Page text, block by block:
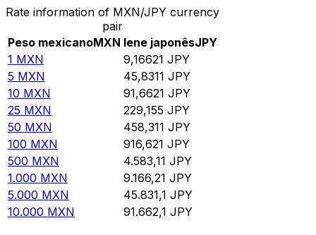
Rate information of MXN/JPY currency
pair
Peso mexicanoMXN Iene japonêsJPY
1 MXN 9,16621 JPY
5 MXN 45,8311 JPY
10 MXN 91,6621 JPY
25 MXN 229,155 JPY
50 MXN 458,311 JPY
100 MXN 916,621 JPY
500 MXN 4.583,11 JPY
1.000 MXN 9.166,21 JPY
5.000 MXN 45.831,1 JPY
10.000 MXN 91.662,1 JPY